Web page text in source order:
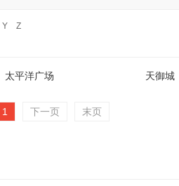
Y Z
太平洋广场 天御城
1 下一页 末页